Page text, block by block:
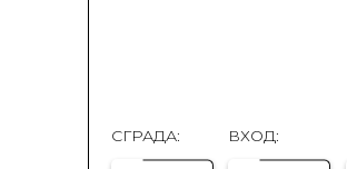
СГРАДА: ВХОД: